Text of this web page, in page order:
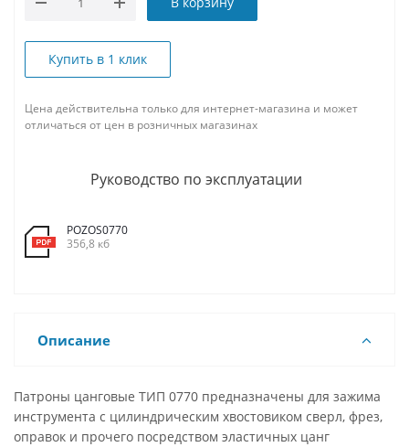
Купить в 1 клик
Цена действительна только для интернет-магазина и может
отличаться от цен в розничных магазинах
Руководство по эксплуатации
POZOS0770
356,8 кб
Описание
Патроны цанговые ТИП 0770 предназначены для зажима
инструмента с цилиндрическим хвостовиком сверл, фрез,
оправок и прочего посредством эластичных цанг